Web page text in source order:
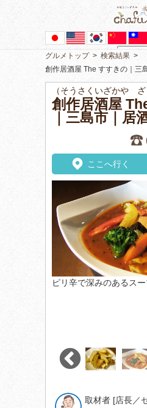
グルメトップ> 検索結果 >
創作居酒屋 The すすきの｜三
（そうさくいざかや
創作居酒屋
｜三島市｜居
ここへ行く
ピリ辛で深みのあるス
取材者 [店長／